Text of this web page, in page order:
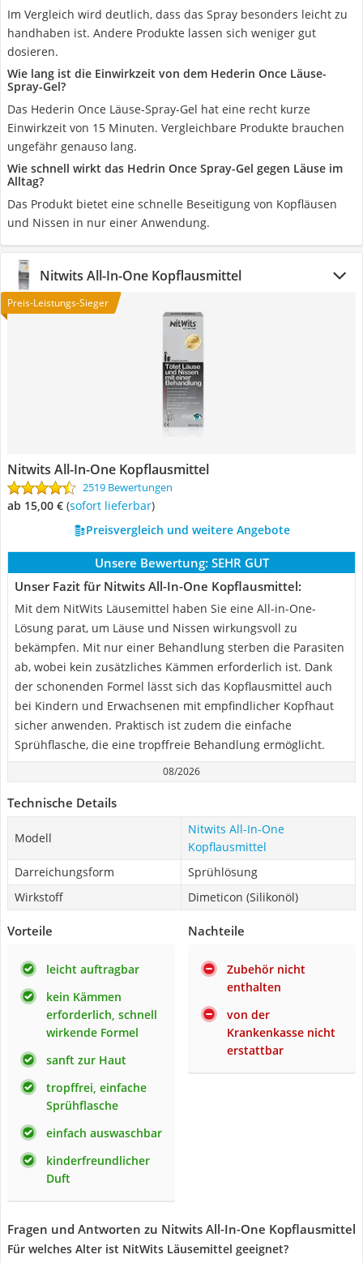
Im Vergleich wird deutlich, dass das Spray besonders leicht zu
handhaben ist. Andere Produkte lassen sich weniger gut
dosieren.
Wie lang ist die Einwirkzeit von dem Hederin Once Läuse-
Spray-Gel?
Das Hederin Once Läuse-Spray-Gel hat eine recht kurze
Einwirkzeit von 15 Minuten. Vergleichbare Produkte brauchen
ungefähr genauso lang.
Wie schnell wirkt das Hedrin Once Spray-Gel gegen Läuse im
Alltag?
Das Produkt bietet eine schnelle Beseitigung von Kopfläusen
und Nissen in nur einer Anwendung.
Nitwits All-In-One Kopflausmittel
Preis-Leistungs-Sieger
Nitwits All-In-One Kopflausmittel
2519 Bewertungen
ab 15,00 € ( Sofort lieferbar)
Preisvergleich und weitere Angebote
Unsere Bewertung: SEHR GUT
Unser Fazit für Nitwits All-In-One Kopflausmittel:
Mit dem NitWits Läusemittel haben Sie eine All-in-One-
Lösung parat, um Läuse und Nissen wirkungsvoll zu
bekämpfen. Mit nur einer Behandlung sterben die Parasiten
ab, wobei kein zusätzliches Kämmen erforderlich ist. Dank
der schonenden Formel lässt sich das Kopflausmittel auch
bei Kindern und Erwachsenen mit empfindlicher Kopfhaut
sicher anwenden. Praktisch ist zudem die einfache
Sprühflasche, die eine tropffreie Behandlung ermöglicht.
08/2026
Technische Details
Modell
Nitwits All-In-One
Kopflausmittel
Darreichungsform
Sprühlösung
Wirkstoff
Dimeticon (Silikonöl)
Vorteile
leicht auftragbar
kein Kämmen
erforderlich, schnell
wirkende Formel
sanft zur Haut
tropffrei, einfache
Sprühflasche
einfach auswaschbar
kinderfreundlicher
Duft
Nachteile
Zubehör nicht
enthalten
von der
Krankenkasse nicht
erstattbar
Fragen und Antworten zu Nitwits All-In-One Kopflausmittel
Für welches Alter ist NitWits Läusemittel geeignet?